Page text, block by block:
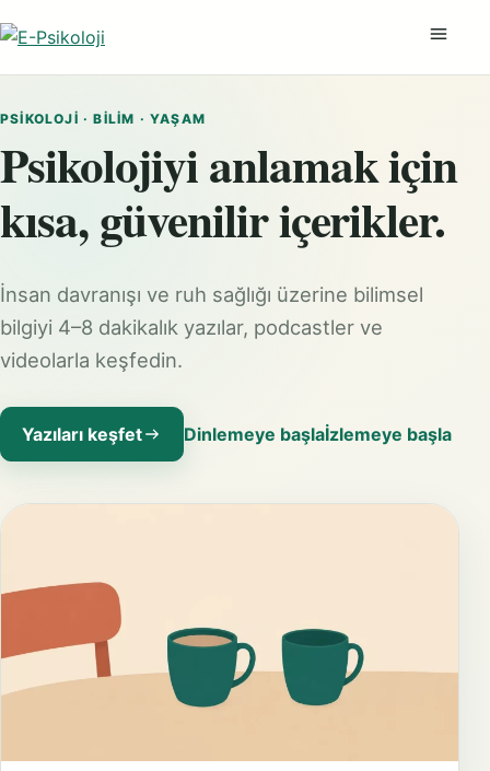
PSIKOLOJI · BILIM · YAŞAM
Psikolojiyi anlamak için
kısa, güvenilir içerikler.
İnsan davranışı ve ruh sağlığı üzerine bilimsel
bilgiyi 4–8 dakikalık yazılar, podcastler ve
videolarla keşfedin.
Yazıları keşfet Dinlemeye başlaİzlemeye başla